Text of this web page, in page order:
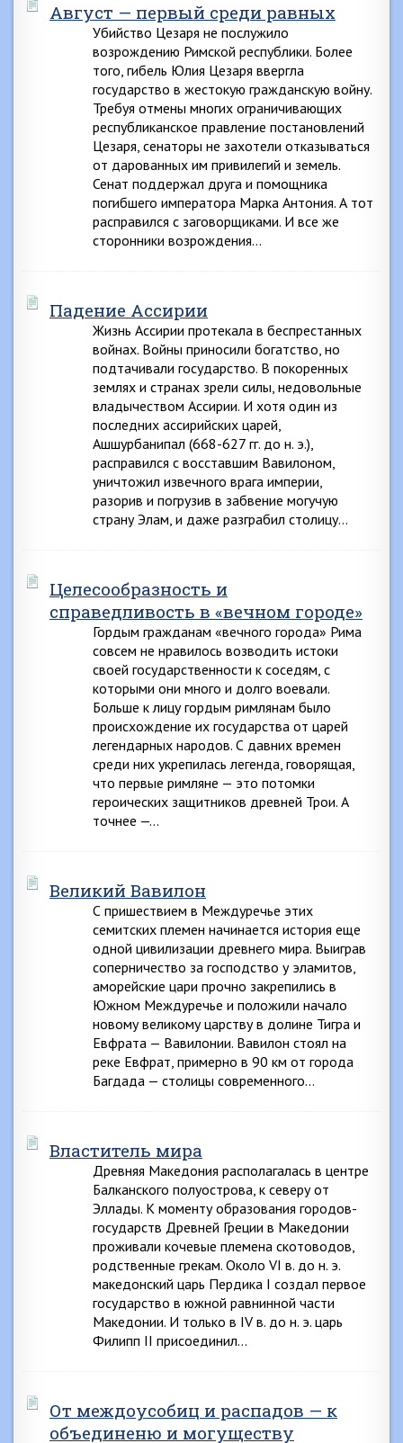
Август — первый среди равных
Убийство Цезаря не послужило
возрождению Римской республики. Более
того, гибель Юлия Цезаря ввергла
государство в жестокую гражданскую войну.
Требуя отмены многих ограничивающих
республиканское правление постановлений
Цезаря, сенаторы не захотели отказываться
от дарованных им привилегий и земель.
Сенат поддержал друга и помощника
погибшего императора Марка Антония. А тот
расправился с заговорщиками. И все же
сторонники возрождения…
Падение Ассирии
Жизнь Ассирии протекала в беспрестанных
войнах. Войны приносили богатство, но
подтачивали государство. В покоренных
землях и странах зрели силы, недовольные
владычеством Ассирии. И хотя один из
последних ассирийских царей,
Ашшурбанипал (668-627 гг. до н. э.),
расправился с восставшим Вавилоном,
уничтожил извечного врага империи,
разорив и погрузив в забвение могучую
страну Элам, и даже разграбил столицу…
Целесообразность и
справедливость в «вечном городе»
Гордым гражданам «вечного города» Рима
совсем не нравилось возводить истоки
своей государственности к соседям, с
которыми они много и долго воевали.
Больше к лицу гордым римлянам было
происхождение их государства от царей
легендарных народов. С давних времен
среди них укрепилась легенда, говорящая,
что первые римляне — это потомки
героических защитников древней Трои. А
точнее —…
Великий Вавилон
С пришествием в Междуречье этих
семитских племен начинается история еще
одной цивилизации древнего мира. Выиграв
соперничество за господство у эламитов,
аморейские цари прочно закрепились в
Южном Междуречье и положили начало
новому великому царству в долине Тигра и
Евфрата — Вавилонии. Вавилон стоял на
реке Евфрат, примерно в 90 км от города
Багдада — столицы современного…
Властитель мира
Древняя Македония располагалась в центре
Балканского полуострова, к северу от
Эллады. К моменту образования городов-
государств Древней Греции в Македонии
проживали кочевые племена скотоводов,
родственные грекам. Около VI в. до н. э.
македонский царь Пердика I создал первое
государство в южной равнинной части
Македонии. И только в IV в. до н. э. царь
Филипп II присоединил…
От междоусобиц и распадов — к
объединеню и могуществу